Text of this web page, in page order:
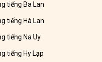
tiếng Ba Lan
tiếng Hà Lan
tiếng Na Uy
tiếng Hy Lạp